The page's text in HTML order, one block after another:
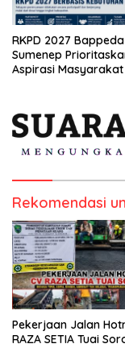
RKPD 2027 Bappeda
Sumenep
Aspirasi Masyarakat
Rekomendasi
Pekerjaan Jalan
RAZA SETIA Tuai